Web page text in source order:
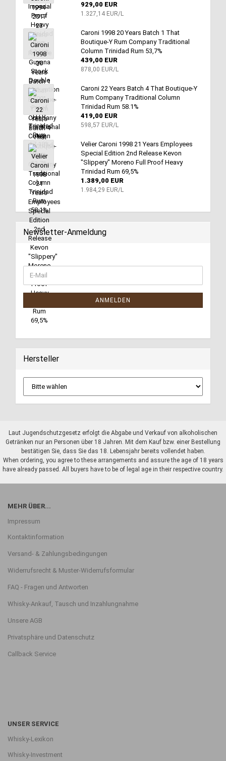
929,00 EUR
1.327,14 EUR/L
Caroni 1998 20 Years Batch 1 That
Boutique-Y Rum Company Traditional
Column Trinidad Rum 53,7%
439,00 EUR
878,00 EUR/L
Caroni 22 Years Batch 4 That Boutique-Y
Rum Company Traditional Column
Trinidad Rum 58.1%
419,00 EUR
598,57 EUR/L
Velier Caroni 1998 21 Years Employees
Special Edition 2nd Release Kevon
"Slippery" Moreno Full Proof Heavy
Trinidad Rum 69,5%
1.389,00 EUR
1.984,29 EUR/L
Newsletter-Anmeldung
ANMELDEN
Hersteller
Laut Jugendschutzgesetz erfolgt die Abgabe und Verkauf von alkoholischen
Getränken nur an Personen über 18 Jahren. Mit dem Kauf bzw. einer Bestellung
bestätigen Sie, dass Sie das 18. Lebensjahr bereits vollendet haben.
When ordering, you agree to these arrangements and assure the age of 18 years
have already passed. All buyers have to be of legal age in their respective country.
MEHR ÜBER...
Impressum
Kontaktinformation
Versand- & Zahlungsbedingungen
Widerrufsrecht & Muster-Widerrufsformular
FAQ - Fragen und Antworten
Whisky-Ankauf, Tausch und Inzahlungnahme
Unsere AGB
Privatsphäre und Datenschutz
Callback Service
UNSER SERVICE
Whisky-Lexikon
Whisky-Investment